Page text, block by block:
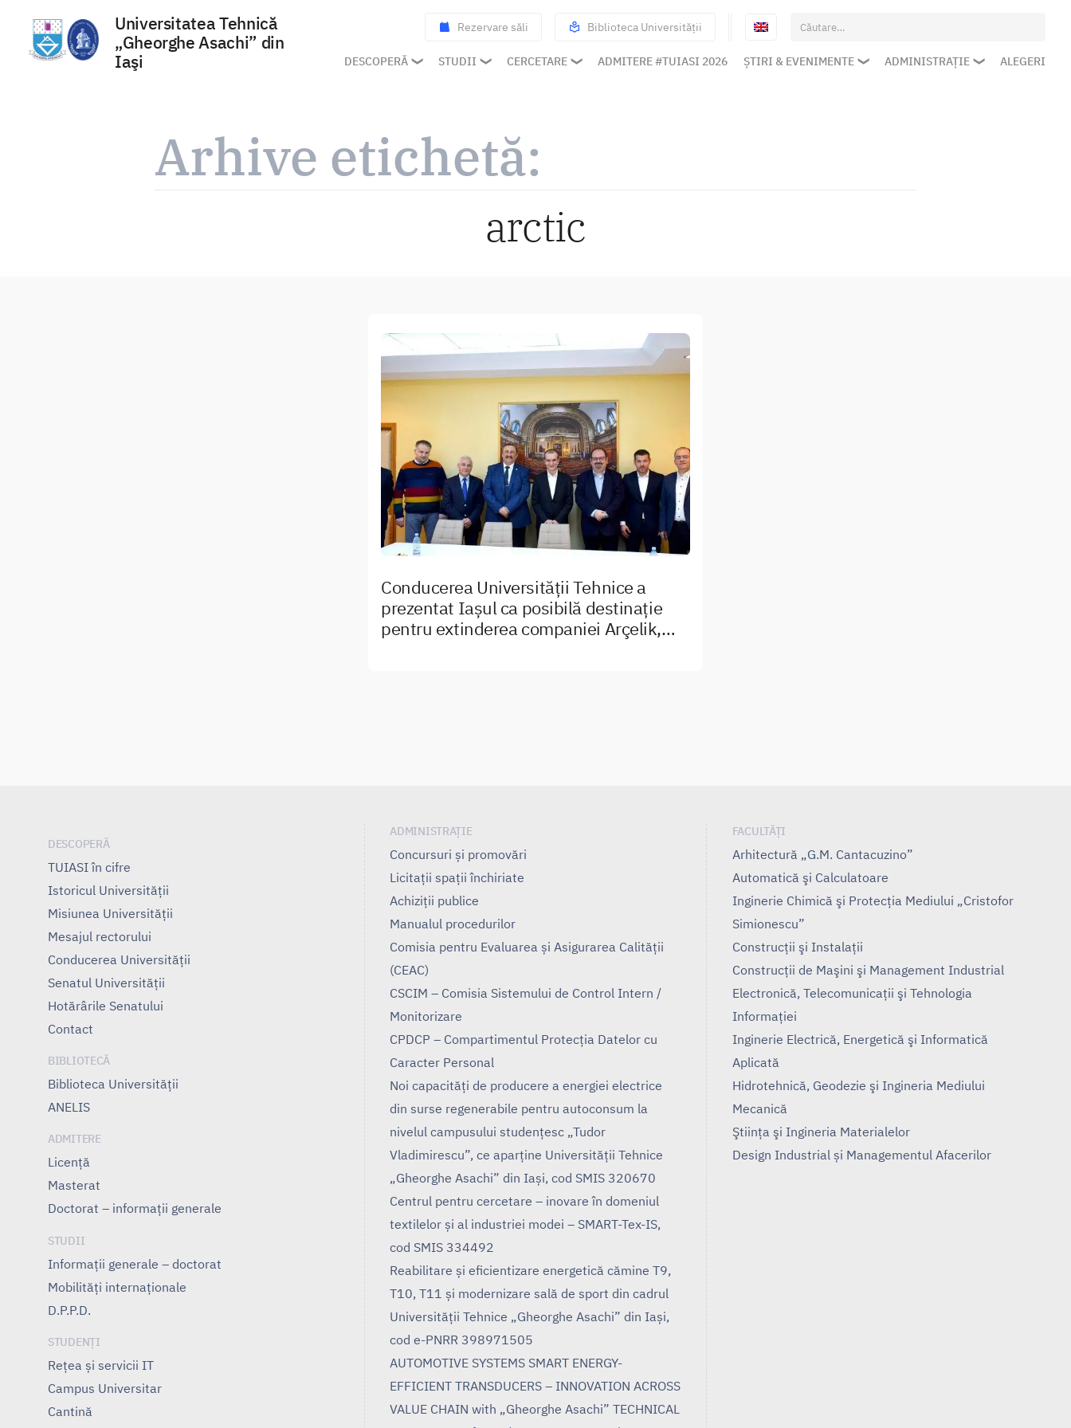
Universitatea Tehnică
„Gheorghe Asachi” din
Iaşi
Rezervare săli Biblioteca Universității
Caută
după:
DESCOPERĂ STUDII CERCETARE ADMITERE #TUIASI 2026 ȘTIRI & EVENIMENTE ADMINISTRAȚIE ALEGERI
Arhive etichetă:
arctic
Conducerea Universității Tehnice a
prezentat Iașul ca posibilă destinație
pentru extinderea companiei Arçelik,
DESCOPERĂ
TUIASI în cifre
Istoricul Universităţii
Misiunea Universităţii
Mesajul rectorului
Conducerea Universităţii
Senatul Universității
Hotărârile Senatului
Contact
BIBLIOTECĂ
Biblioteca Universității
ANELIS
ADMITERE
Licență
Masterat
Doctorat – informații generale
STUDII
Informații generale – doctorat
Mobilități internaționale
D.P.P.D.
STUDENȚI
Rețea și servicii IT
Campus Universitar
Cantină
ADMINISTRAȚIE
Concursuri și promovări
Licitații spații închiriate
Achiziții publice
Manualul procedurilor
Comisia pentru Evaluarea și Asigurarea Calității
(CEAC)
CSCIM – Comisia Sistemului de Control Intern /
Monitorizare
CPDCP – Compartimentul Protecția Datelor cu
Caracter Personal
Noi capacități de producere a energiei electrice
din surse regenerabile pentru autoconsum la
nivelul campusului studențesc „Tudor
Vladimirescu”, ce aparține Universității Tehnice
„Gheorghe Asachi” din Iași, cod SMIS 320670
Centrul pentru cercetare – inovare în domeniul
textilelor și al industriei modei – SMART-Tex-IS,
cod SMIS 334492
Reabilitare și eficientizare energetică cămine T9,
T10, T11 și modernizare sală de sport din cadrul
Universității Tehnice „Gheorghe Asachi” din Iași,
cod e-PNRR 398971505
AUTOMOTIVE SYSTEMS SMART ENERGY-
EFFICIENT TRANSDUCERS – INNOVATION ACROSS
VALUE CHAIN with „Gheorghe Asachi” TECHNICAL
FACULTĂȚI
Arhitectură „G.M. Cantacuzino”
Automatică şi Calculatoare
Inginerie Chimică şi Protecţia Mediului „Cristofor
Simionescu”
Construcţii şi Instalaţii
Construcţii de Maşini şi Management Industrial
Electronică, Telecomunicaţii şi Tehnologia
Informaţiei
Inginerie Electrică, Energetică şi Informatică
Aplicată
Hidrotehnică, Geodezie şi Ingineria Mediului
Mecanică
Ştiinţa şi Ingineria Materialelor
Design Industrial și Managementul Afacerilor